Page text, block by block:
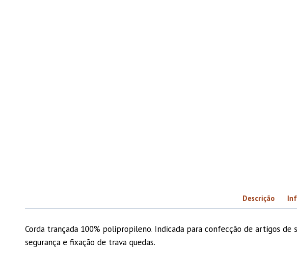
Descrição
Corda trançada 100% polipropileno. Indicada para confecção de artigos de
segurança e fixação de trava quedas.